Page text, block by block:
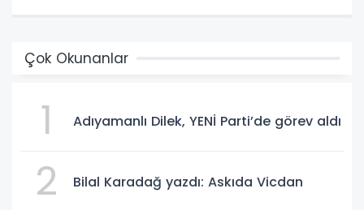
Çok Okunanlar
1 Adıyamanlı Dilek, YENİ Parti’de görev aldı
2 Bilal Karadağ yazdı: Askıda Vicdan